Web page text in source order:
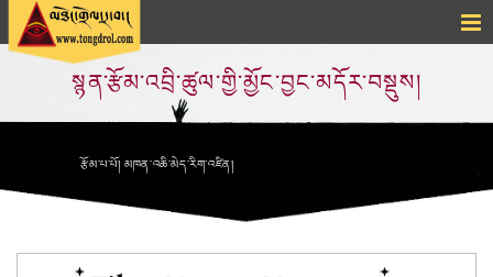
སྙན་རྩོམ་འབྲི་ཚུལ་གྱི་མྱོང་བྱང་མདོར་བསྡུས།
རྩོམ་པ་པོ། མཁན་འཆི་མེད་རིག་འཛིན།